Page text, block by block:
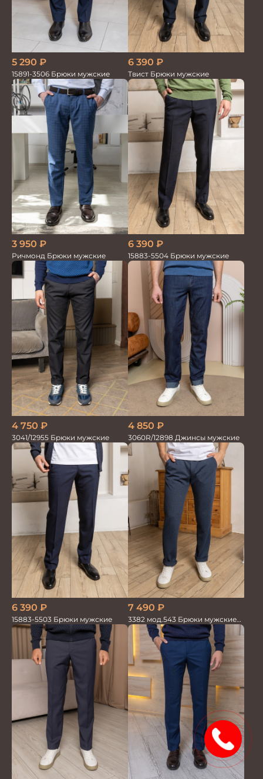
5 290 ₽
15891-3506 Брюки мужские
6 390 ₽
Твист Брюки мужские
3 950 ₽
Ричмонд Брюки мужские
6 390 ₽
15883-5504 Брюки мужские
4 750 ₽
3041/12955 Брюки мужские
4 850 ₽
3060R/12898 Джинсы мужские
6 390 ₽
15883-5503 Брюки мужские
7 490 ₽
3382 мод.543 Брюки мужские
син.меланж трикотаж
15%